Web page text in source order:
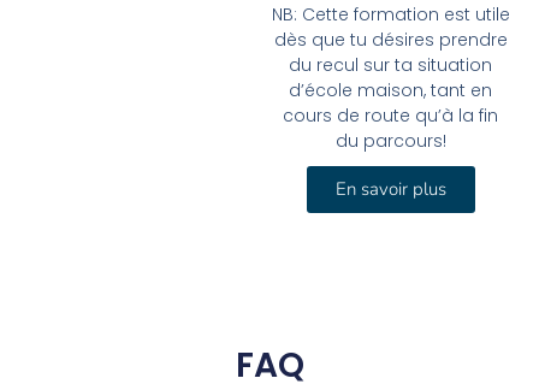
NB: Cette formation est utile
dès que tu désires prendre
du recul sur ta situation
d’école maison, tant en
cours de route qu’à la fin
du parcours!
En savoir plus
FAQ